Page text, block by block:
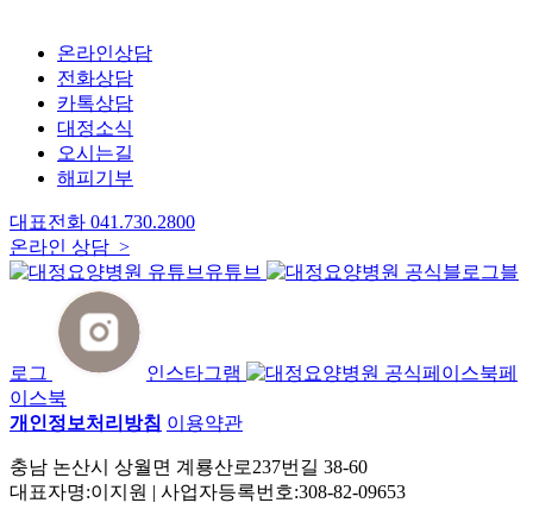
온라인상담
전화상담
카톡상담
대정소식
오시는길
해피기부
대표전화 041.730.2800
온라인 상담 >
유튜브
블
로그 인스타그램
페
이스북
개인정보처리방침 이용약관
충남 논산시 상월면 계룡산로237번길 38-60
대표자명:이지원 | 사업자등록번호:308-82-09653